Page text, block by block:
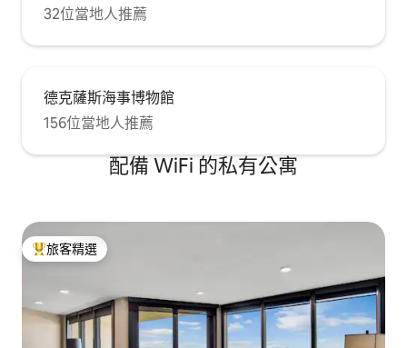
32位當地人推薦
德克薩斯海事博物館
156位當地人推薦
配備 WiFi 的私有公寓
旅客精選榜首
旅客精選